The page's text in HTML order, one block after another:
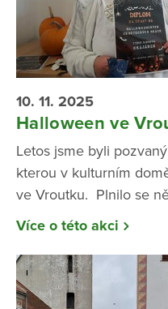
10. 11. 2025
Halloween ve
Letos jsme byli
kterou v kulturním
ve Vroutku. Plnilo se
Více o této akci